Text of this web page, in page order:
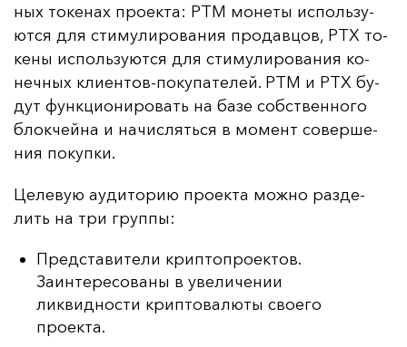
ных то­ке­нах про­ек­та: PTM мо­не­ты ис­поль­зу­
ют­ся для сти­му­ли­ро­ва­ния про­дав­цов, PTX то­
ке­ны ис­поль­зу­ют­ся для сти­му­ли­ро­ва­ния ко­
неч­ных кли­ен­тов-по­ку­па­те­лей. PTM и PTX бу­
дут фун­кци­они­ро­вать на ба­зе собс­твен­но­го
блок­чей­на и на­чис­лять­ся в мо­мент со­вер­ше­
ния по­куп­ки.
Це­ле­вую а­уди­то­рию про­ек­та мож­но раз­де­
лить на три груп­пы:
Представители криптопроектов.
Заинтересованы в увеличении
ликвидности криптовалюты своего
проекта.